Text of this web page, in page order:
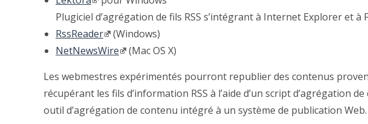
Plugiciel d’agrégation de fils RSS s’intégrant à Internet Explorer et à
RssReader
(Windows)
NetNewsWire
(Mac OS X)
Les webmestres expérimentés pourront republier des contenus
récupérant les fils d’information RSS à l’aide d’un script d’agrégation
outil d’agrégation de contenu intégré à un système de publication Web.